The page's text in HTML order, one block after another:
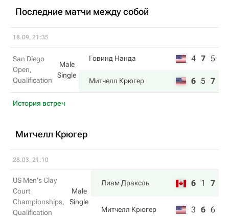
Последние матчи между собой
18.09, 21:35
San Diego
Open,
Qualification
Male
Single
Говинд Нанда 4 7 5
Митчелл Крюгер 6 5 7
История встреч
Митчелл Крюгер
28.03, 21:10
US Men's Clay
Court
Championships,
Qualification
Male
Single
Лиам Драксль 6 1 7
Митчелл Крюгер 3 6 6